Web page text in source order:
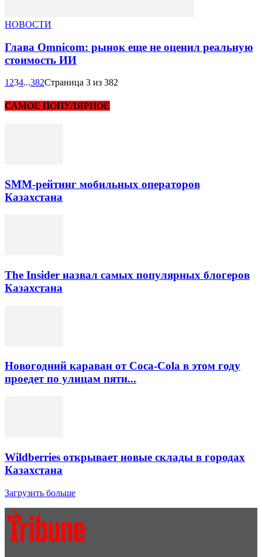
НОВОСТИ
Глава Omnicom: рынок еще не оценил реальную
стоимость ИИ
1 234...382Страница 3 из 382
САМОЕ ПОПУЛЯРНОЕ
SMM-рейтинг мобильных операторов
Казахстана
The Insider назвал самых популярных блогеров
Казахстана
Новогодний караван от Coca-Cola в этом году
проедет по улицам пяти...
Wildberries открывает новые склады в городах
Казахстана
Загрузить больше